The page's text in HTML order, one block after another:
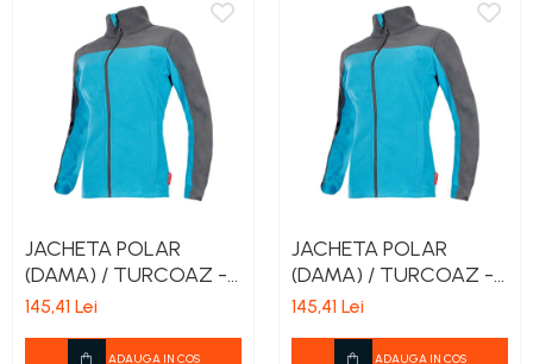
JACHETA POLAR
(DAMA) / TURCOAZ -
2XL
145,41 Lei
ADAUGA IN COS
JACHETA POLAR
(DAMA) / TURCOAZ -
3XL
145,41 Lei
ADAUGA IN COS